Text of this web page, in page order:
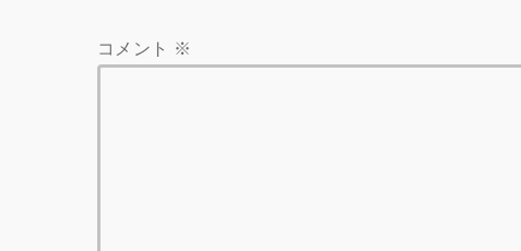
コメント ※